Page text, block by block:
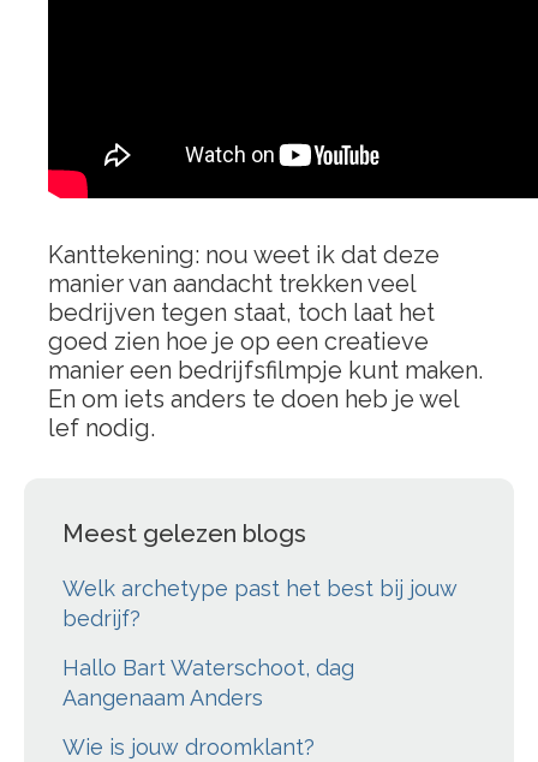
Kanttekening: nou weet ik dat deze
manier van aandacht trekken veel
bedrijven tegen staat, toch laat het
goed zien hoe je op een creatieve
manier een bedrijfsfilmpje kunt maken.
En om iets anders te doen heb je wel
lef nodig.
Meest gelezen blogs
Welk archetype past het best bij jouw
bedrijf?
Hallo Bart Waterschoot, dag
Aangenaam Anders
Wie is jouw droomklant?